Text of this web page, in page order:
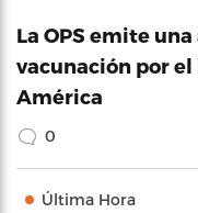
La OPS emite
vacunación por
América
0
Última Hora